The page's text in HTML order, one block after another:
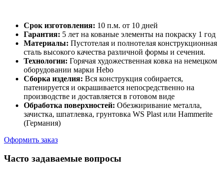
Срок изготовления: 10 п.м. от 10 дней
Гарантия: 5 лет на кованые элементы на покраску 1 год
Материалы: Пустотелая и полнотелая конструкционная
сталь высокого качества различной формы и сечения.
Технологии: Горячая художественная ковка на немецком
оборудовании марки Hebo
Сборка изделия: Вся конструкция собирается,
патенируется и окрашивается непосредственно на
производстве и доставляется в готовом виде
Обработка поверхностей: Обезжиривание металла,
зачистка, шпатлевка, грунтовка WS Plast или Hammerite
(Германия)
Оформить заказ
Часто задаваемые вопросы